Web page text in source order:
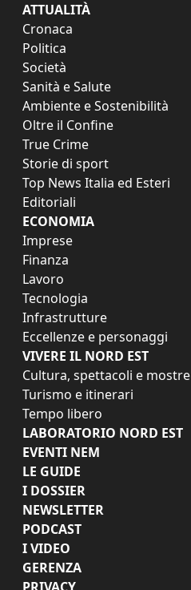
ATTUALITÀ
Cronaca
Politica
Società
Sanità e Salute
Ambiente e Sostenibilità
Oltre il Confine
True Crime
Storie di sport
Top News Italia ed Esteri
Editoriali
ECONOMIA
Imprese
Finanza
Lavoro
Tecnologia
Infrastrutture
Eccellenze e personaggi
VIVERE IL NORD EST
Cultura, spettacoli e mostre
Turismo e itinerari
Tempo libero
LABORATORIO NORD EST
EVENTI NEM
LE GUIDE
I DOSSIER
NEWSLETTER
PODCAST
I VIDEO
GERENZA